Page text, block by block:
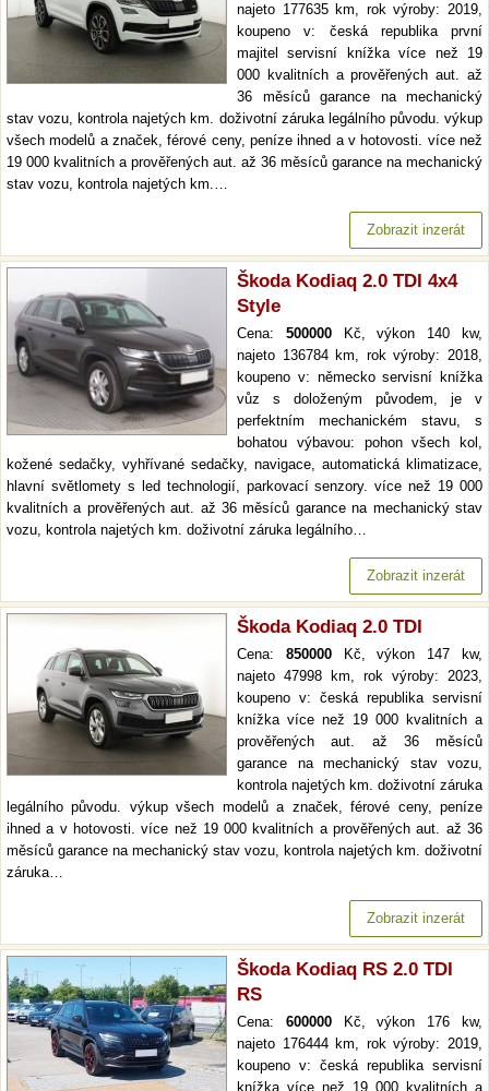
najeto 177635 km, rok výroby: 2019,
koupeno v: česká republika první
majitel servisní knížka více než 19
000 kvalitních a prověřených aut. až
36 měsíců garance na mechanický
stav vozu, kontrola najetých km. doživotní záruka legálního původu. výkup
všech modelů a značek, férové ceny, peníze ihned a v hotovosti. více než
19 000 kvalitních a prověřených aut. až 36 měsíců garance na mechanický
stav vozu, kontrola najetých km.…
Zobrazit inzerát
Škoda Kodiaq 2.0 TDI 4x4
Style
Cena: 500000Kč, výkon 140 kw,
najeto 136784 km, rok výroby: 2018,
koupeno v: německo servisní knížka
vůz s doloženým původem, je v
perfektním mechanickém stavu, s
bohatou výbavou: pohon všech kol,
kožené sedačky, vyhřívané sedačky, navigace, automatická klimatizace,
hlavní světlomety s led technologií, parkovací senzory. více než 19 000
kvalitních a prověřených aut. až 36 měsíců garance na mechanický stav
vozu, kontrola najetých km. doživotní záruka legálního…
Zobrazit inzerát
Škoda Kodiaq 2.0 TDI
Cena: 850000Kč, výkon 147 kw,
najeto 47998 km, rok výroby: 2023,
koupeno v: česká republika servisní
knížka více než 19 000 kvalitních a
prověřených aut. až 36 měsíců
garance na mechanický stav vozu,
kontrola najetých km. doživotní záruka
legálního původu. výkup všech modelů a značek, férové ceny, peníze
ihned a v hotovosti. více než 19 000 kvalitních a prověřených aut. až 36
měsíců garance na mechanický stav vozu, kontrola najetých km. doživotní
záruka…
Zobrazit inzerát
Škoda Kodiaq RS 2.0 TDI
RS
Cena: 600000Kč, výkon 176 kw,
najeto 176444 km, rok výroby: 2019,
koupeno v: česká republika servisní
knížka více než 19 000 kvalitních a